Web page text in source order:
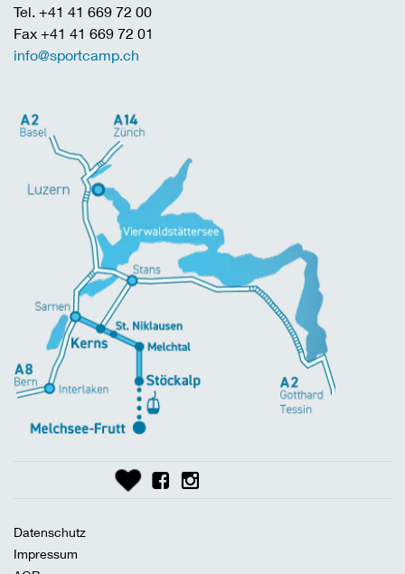
Tel. +41 41 669 72 00
Fax +41 41 669 72 01
info@sportcamp.ch
Datenschutz
Impressum